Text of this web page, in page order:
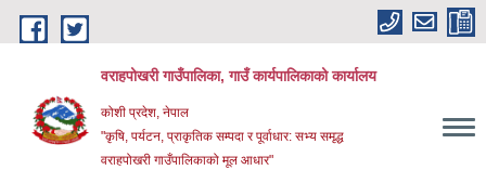
Skip to main content
वराहपोखरी गाउँपालिका, गाउँ कार्यपालिकाको कार्यालय
कोशी प्रदेश, नेपाल
"कृषि, पर्यटन, प्राकृतिक सम्पदा र पूर्वाधार: सभ्य समृद्ध
वराहपोखरी गाउँपालिकाको मूल आधार"